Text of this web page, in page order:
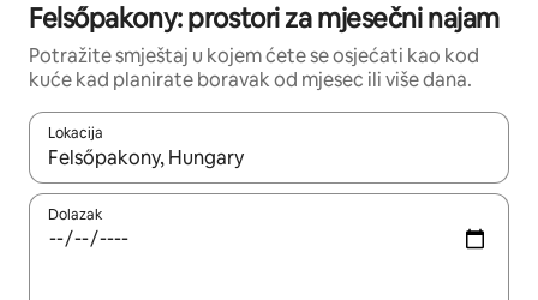
Felsőpakony: prostori za mjesečni najam
Potražite smještaj u kojem ćete se osjećati kao kod
kuće kad planirate boravak od mjesec ili više dana.
Lokacija
Kada budu dostupni rezultati, moći ćete ih pregledati
Dolazak